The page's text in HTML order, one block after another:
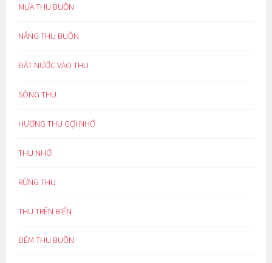
MƯA THU BUỒN
NẮNG THU BUỒN
ĐẤT NƯỚC VÀO THU
SÔNG THU
HƯƠNG THU GỢI NHỚ
THU NHỚ
RỪNG THU
THU TRÊN BIỂN
ĐÊM THU BUỒN